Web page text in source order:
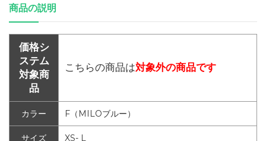
商品の説明
価格シ
ステム
対象商
品
こちらの商品は対象外の商品です
カラー F（MILOブルー）
サイズ XS- L